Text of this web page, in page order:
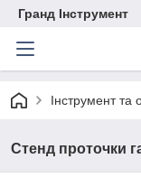
Гранд Інструмент
Інструмент та
Стенд проточки